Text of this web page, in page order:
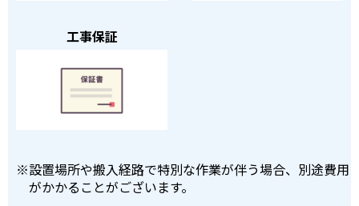
工事保証
※設置場所や搬入経路で特別な作業が伴う場合、別途費用
がかかることがございます。